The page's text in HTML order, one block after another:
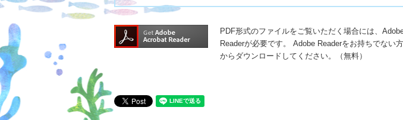
PDF形式のファイルをご覧いただく場合には、
Readerが必要です。
Adobe Readerをお持ちでない
からダウンロードしてください。（無料）